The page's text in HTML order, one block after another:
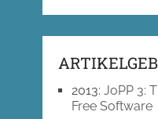
2013: JoPP 3:
Free Software